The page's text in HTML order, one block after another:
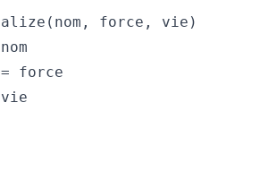
force, vie)
force